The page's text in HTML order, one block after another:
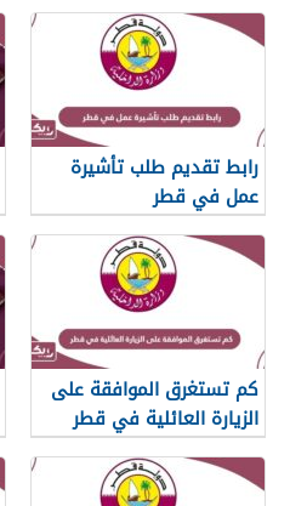
رابط تقديم طلب تأشيرة
عمل في قطر
كم تستغرق الموافقة على
الزيارة العائلية في قطر